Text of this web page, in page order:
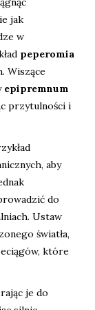
jak
w
peperomia
Wiszące
epipremnum
przytulności i
aby
do
Ustaw
światła,
które
je do